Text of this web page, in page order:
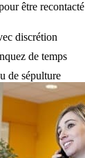
être
discrétion
de temps
de sépulture